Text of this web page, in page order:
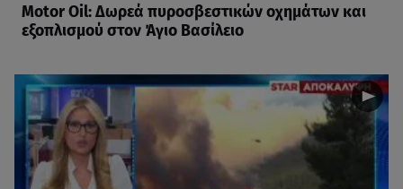
Motor Oil: Δωρεά πυροσβεστικών οχημάτων και
εξοπλισμού στον Άγιο Βασίλειο